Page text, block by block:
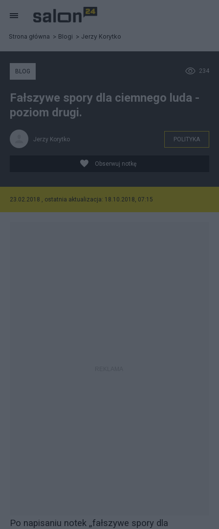
Strona główna Blogi Jerzy Korytko
234
BLOG
Fałszywe spory dla ciemnego luda -
poziom drugi.
Jerzy Korytko POLITYKA
Obserwuj notkę
23.02.2018 , ostatnia aktualizacja: 18.10.2018, 07:15
Po napisaniu notek „fałszywe spory dla